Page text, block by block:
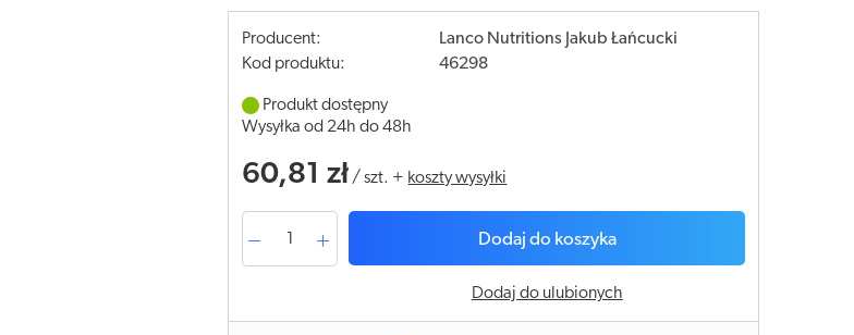
Producent:
Lanco Nutritions Jakub Łańcucki
Kod produktu:
46298
Produkt dostępny
Wysyłka od 24h do 48h
60,81 zł /szt. + koszty wysyłki
Dodaj do koszyka
Dodaj do ulubionych